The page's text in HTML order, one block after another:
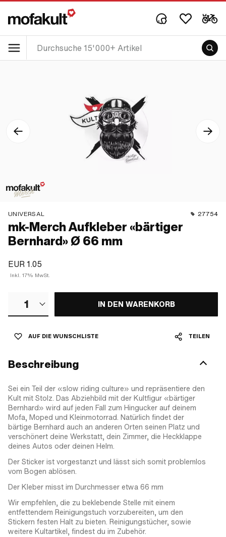
UNIVERSAL 27754
mk-Merch Aufkleber «bärtiger
Bernhard» Ø 66 mm
EUR 1.05
Inkl. 17% MwSt.
1 IN DEN WARENKORB
AUF DIE WUNSCHLISTE TEILEN
Beschreibung
Sei ein Teil der «slow riding culture» und repräsentiere den
Kult mit Stolz. Das Abziehbild mit der Kultfigur «bärtiger
Bernhard» wird auf jeden Fall zum Hingucker auf deinem
Mofa, Moped und Kleinmotorrad. Natürlich findet der
bärtige Bernhard auch an anderen Orten seinen Platz und
verschönert deine Werkstatt, dein Zimmer, die Heckklappe
deines Autos oder deinen Helm.
Der Sticker ist vorgestanzt und lässt sich somit problemlos
vom Bogen ablösen.
Der Kleber misst im Durchmesser etwa 66 mm
Wir empfehlen, die zu beklebende Stelle mit einem
entfettendem Reinigungstuch vorzubereiten, um den
Stickern festen Halt zu bieten. Reinigungstücher, sowie
weitere Kultartikel, findest du im Zubehör.